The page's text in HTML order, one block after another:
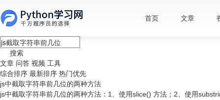
首页 文章
搜索
文章 问答 视频 工具
综合排序 最新排序 热门优先
js中截取字符串前几位的两种方法
js中截取字符串前几位的两种方法：1、使用slice() 方法；2、使用